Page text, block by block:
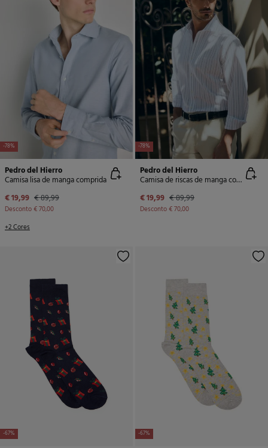
-78%
Pedro del Hierro
Camisa lisa de manga comprida
€ 19,99 € 89,99
Desconto€ 70,00
+2 Cores
-78%
Pedro del Hierro
Camisa de riscas de manga comprida
€ 19,99 € 89,99
Desconto€ 70,00
-67% -67%